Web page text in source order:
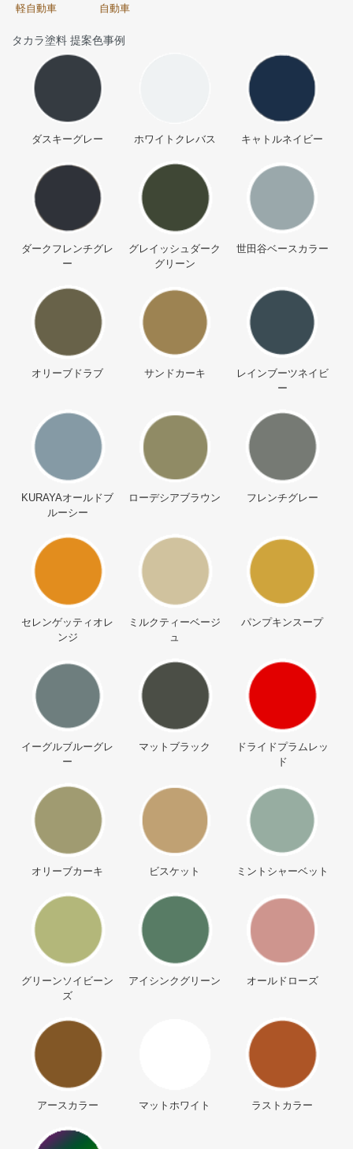
軽自動車 自動車
タカラ塗料 提案色事例
ダスキーグレー ホワイトクレバス キャトルネイビー
ダークフレンチグレ
ー
グレイッシュダーク
グリーン
世田谷ベースカラー
オリーブドラブ サンドカーキ
レインブーツネイビ
ー
KURAYAオールドブ
ルーシー
ローデシアブラウン フレンチグレー
セレンゲッティオレ
ンジ
ミルクティーベージ
ュ
パンプキンスープ
イーグルブルーグレ
ー
マットブラック
ドライドプラムレッ
ド
オリーブカーキ ビスケット ミントシャーベット
グリーンソイビーン
ズ
アイシンクグリーン オールドローズ
アースカラー マットホワイト ラストカラー